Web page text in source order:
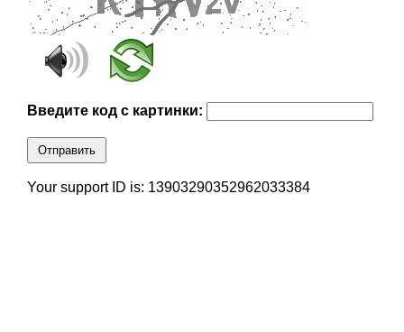
Введите код с картинки:
Отправить
Your support ID is: 13903290352962033384